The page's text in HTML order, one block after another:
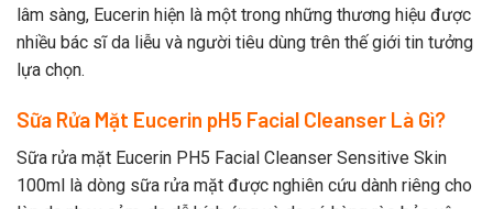
lâm sàng, Eucerin hiện là một trong những thương hiệu được
nhiều bác sĩ da liễu và người tiêu dùng trên thế giới tin tưởng
lựa chọn.
Sữa Rửa Mặt Eucerin pH5 Facial Cleanser Là Gì?
Sữa rửa mặt Eucerin PH5 Facial Cleanser Sensitive Skin
100ml là dòng sữa rửa mặt được nghiên cứu dành riêng cho